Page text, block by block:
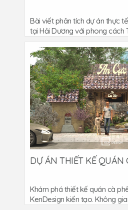
Bài viết phân tích dự án thực
tại Hải Dương với phong cách
DỰ ÁN THIẾT KẾ QUÁN
Khám phá thiết kế quán cà
KenDesign kiến tạo. Không